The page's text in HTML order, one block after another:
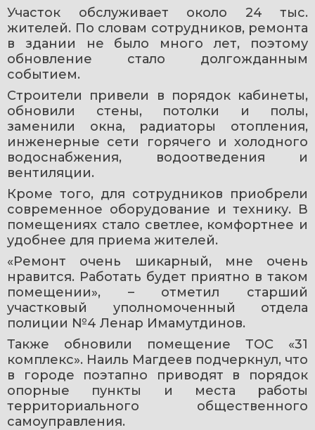
Участок обслуживает около 24 тыс.
жителей. По словам сотрудников, ремонта
в здании не было много лет, поэтому
обновление стало долгожданным
событием.
Строители привели в порядок кабинеты,
обновили стены, потолки и полы,
заменили окна, радиаторы отопления,
инженерные сети горячего и холодного
водоснабжения, водоотведения и
вентиляции.
Кроме того, для сотрудников приобрели
современное оборудование и технику. В
помещениях стало светлее, комфортнее и
удобнее для приема жителей.
«Ремонт очень шикарный, мне очень
нравится. Работать будет приятно в таком
помещении», – отметил старший
участковый уполномоченный отдела
полиции №4 Ленар Имамутдинов.
Также обновили помещение ТОС «31
комплекс». Наиль Магдеев подчеркнул, что
в городе поэтапно приводят в порядок
опорные пункты и места работы
территориального общественного
самоуправления.